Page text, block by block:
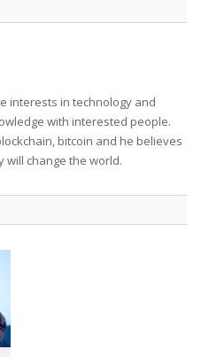
interests in technology and
with interested people.
bitcoin and he believes
will change the world.